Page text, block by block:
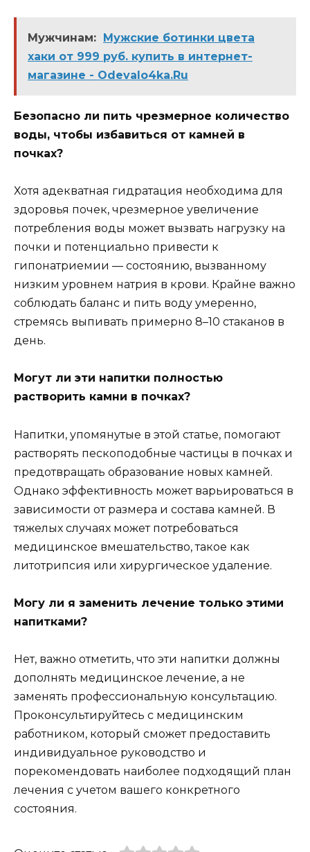
Мужчинам: Мужские ботинки цвета
хаки от 999 руб. купить в интернет-
магазине - Odevalo4ka.Ru
Безопасно ли пить чрезмерное количество
воды, чтобы избавиться от камней в
почках?
Хотя адекватная гидратация необходима для
здоровья почек, чрезмерное увеличение
потребления воды может вызвать нагрузку на
почки и потенциально привести к
гипонатриемии — состоянию, вызванному
низким уровнем натрия в крови. Крайне важно
соблюдать баланс и пить воду умеренно,
стремясь выпивать примерно 8–10 стаканов в
день.
Могут ли эти напитки полностью
растворить камни в почках?
Напитки, упомянутые в этой статье, помогают
растворять пескоподобные частицы в почках и
предотвращать образование новых камней.
Однако эффективность может варьироваться в
зависимости от размера и состава камней. В
тяжелых случаях может потребоваться
медицинское вмешательство, такое как
литотрипсия или хирургическое удаление.
Могу ли я заменить лечение только этими
напитками?
Нет, важно отметить, что эти напитки должны
дополнять медицинское лечение, а не
заменять профессиональную консультацию.
Проконсультируйтесь с медицинским
работником, который сможет предоставить
индивидуальное руководство и
порекомендовать наиболее подходящий план
лечения с учетом вашего конкретного
состояния.